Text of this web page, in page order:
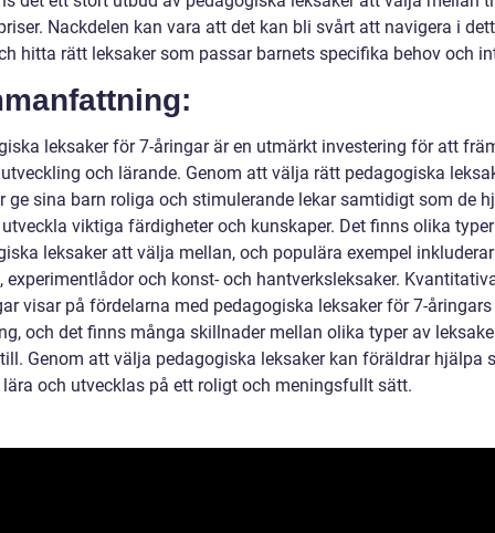
Nackdelen kan vara att det kan bli svårt att navigera i
hitta rätt leksaker som passar barnets specifika behov och
leksaker för 7-åringar är en utmärkt investering för att
och lärande. Genom att välja rätt pedagogiska
ge sina barn roliga och stimulerande lekar samtidigt som de
viktiga färdigheter och kunskaper. Det finns olika
leksaker att välja mellan, och populära exempel
experimentlådor och konst- och hantverksleksaker.
visar på fördelarna med pedagogiska leksaker för 7-åringars
och det finns många skillnader mellan olika typer av
Genom att välja pedagogiska leksaker kan föräldrar hjälpa
och utvecklas på ett roligt och meningsfullt sätt.